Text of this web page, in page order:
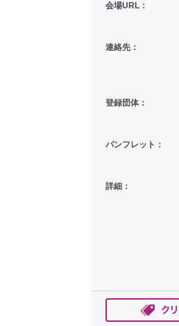
会場URL：
連絡先：
登録団体：
パンフレット：
詳細：